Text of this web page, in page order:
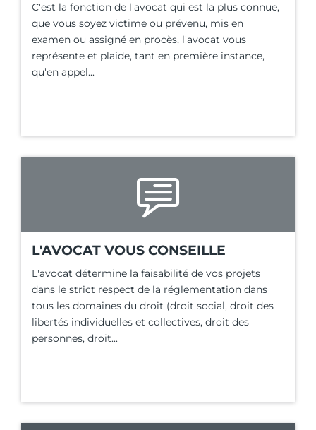
C'est la fonction de l'avocat qui est la plus connue,
que vous soyez victime ou prévenu, mis en
examen ou assigné en procès, l'avocat vous
représente et plaide, tant en première instance,
qu'en appel...
L'AVOCAT VOUS CONSEILLE
L'avocat détermine la faisabilité de vos projets
dans le strict respect de la réglementation dans
tous les domaines du droit (droit social, droit des
libertés individuelles et collectives, droit des
personnes, droit...